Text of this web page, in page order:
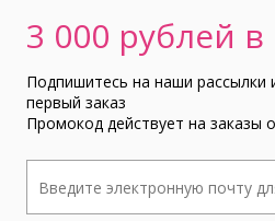
3 000 рублей
Подпишитесь на наши рассылки
первый заказ
Промокод действует на заказы